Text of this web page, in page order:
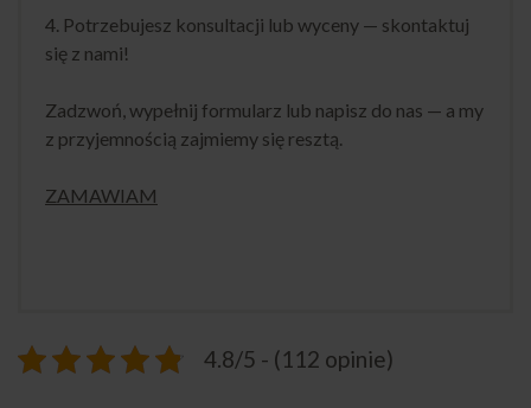
4. Potrzebujesz konsultacji lub wyceny — skontaktuj
się z nami!
Zadzwoń, wypełnij formularz lub napisz do nas — a my
z przyjemnością zajmiemy się resztą.
ZAMAWIAM
4.8/5 - (112 opinie)